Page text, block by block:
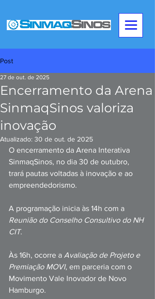
Post
Encerramento da Arena
SinmaqSinos valoriza
inovação
27 de out. de 2025
Atualizado: 30 de out. de 2025
O encerramento da Arena Interativa
SinmaqSinos, no dia 30 de outubro,
trará pautas voltadas à inovação e ao
empreendedorismo.
A programação inicia às 14h com a
Reunião do Conselho Consultivo do NH
CIT.
Às 16h, ocorre a Avaliação de Projeto e
Premiação MOVI, em parceria com o
Movimento Vale Inovador de Novo
Hamburgo.